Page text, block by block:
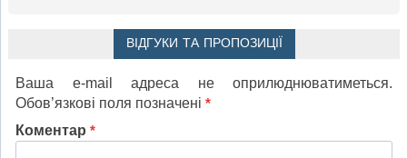
ВІДГУКИ ТА ПРОПОЗИЦІЇ
Ваша e-mail адреса не оприлюднюватиметься.
Обов’язкові поля позначені *
Коментар *